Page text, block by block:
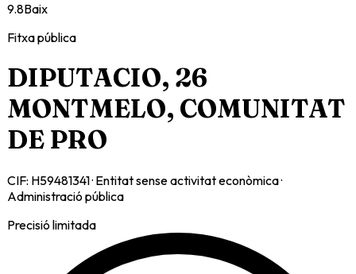
9.8Baix
Fitxa pública
DIPUTACIO, 26
MONTMELO, COMUNITAT
DE PRO
CIF: H59481341· Entitat sense activitat econòmica·
Administració pública
Precisió limitada